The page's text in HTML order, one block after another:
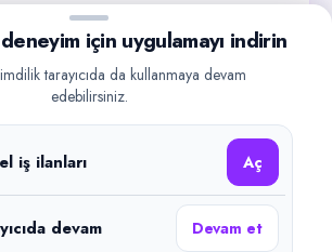
takip edin, işverenlerle hızlıca
iletişime geçin.
Google Play
işegel.net. Tüm hakları saklıdır.
için uygulamayı indirin
tarayıcıda da kullanmaya devam
edebilirsiniz.
iş ilanları Aç
devam Devam et